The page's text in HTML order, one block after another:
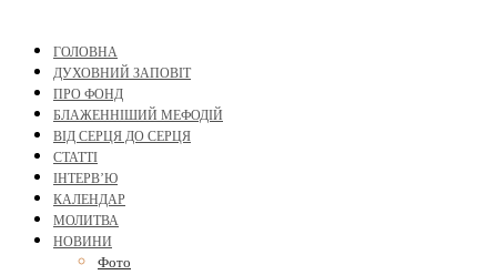
ГОЛОВНА
ДУХОВНИЙ ЗАПОВІТ
ПРО ФОНД
БЛАЖЕННІШИЙ МЕФОДІЙ
ВІД СЕРЦЯ ДО СЕРЦЯ
СТАТТІ
ІНТЕРВ’Ю
КАЛЕНДАР
МОЛИТВА
НОВИНИ
Фото